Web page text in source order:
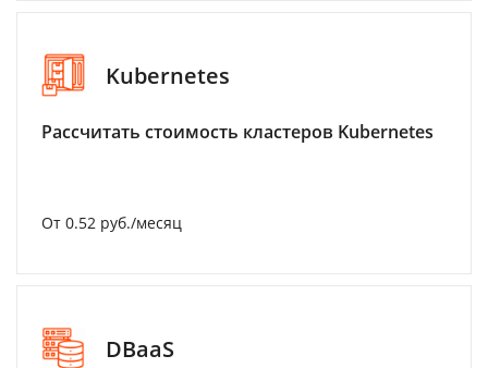
Kubernetes
Рассчитать стоимость кластеров Kubernetes
От 0.52 руб./месяц
DBaaS